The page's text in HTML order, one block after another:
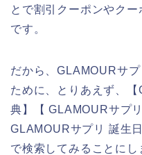
とで割引クーポンやク
です。
だから、GLAMOURサ
ために、とりあえず、
典】【 GLAMOURサプ
GLAMOURサプリ 誕生
で検索してみることにし